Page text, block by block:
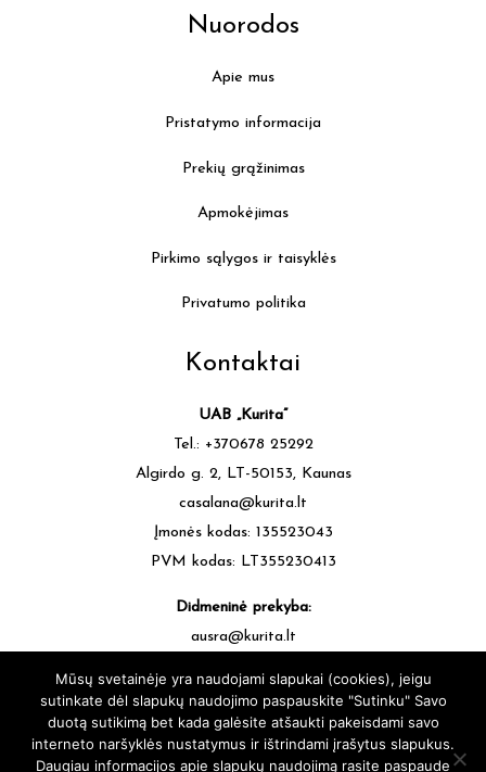
Nuorodos
Apie mus
Pristatymo informacija
Prekių grąžinimas
Apmokėjimas
Pirkimo sąlygos ir taisyklės
Privatumo politika
Kontaktai
UAB „Kurita”
Tel.: +370678 25292
Algirdo g. 2, LT-50153, Kaunas
casalana@kurita.lt
Įmonės kodas: 135523043
PVM kodas: LT355230413
Didmeninė prekyba:
ausra@kurita.lt
Mūsų svetainėje yra naudojami slapukai (cookies), jeigu
sutinkate dėl slapukų naudojimo paspauskite "Sutinku" Savo
duotą sutikimą bet kada galėsite atšaukti pakeisdami savo
interneto naršyklės nustatymus ir ištrindami įrašytus slapukus.
Daugiau informacijos apie slapukų naudojimą rasite paspaude